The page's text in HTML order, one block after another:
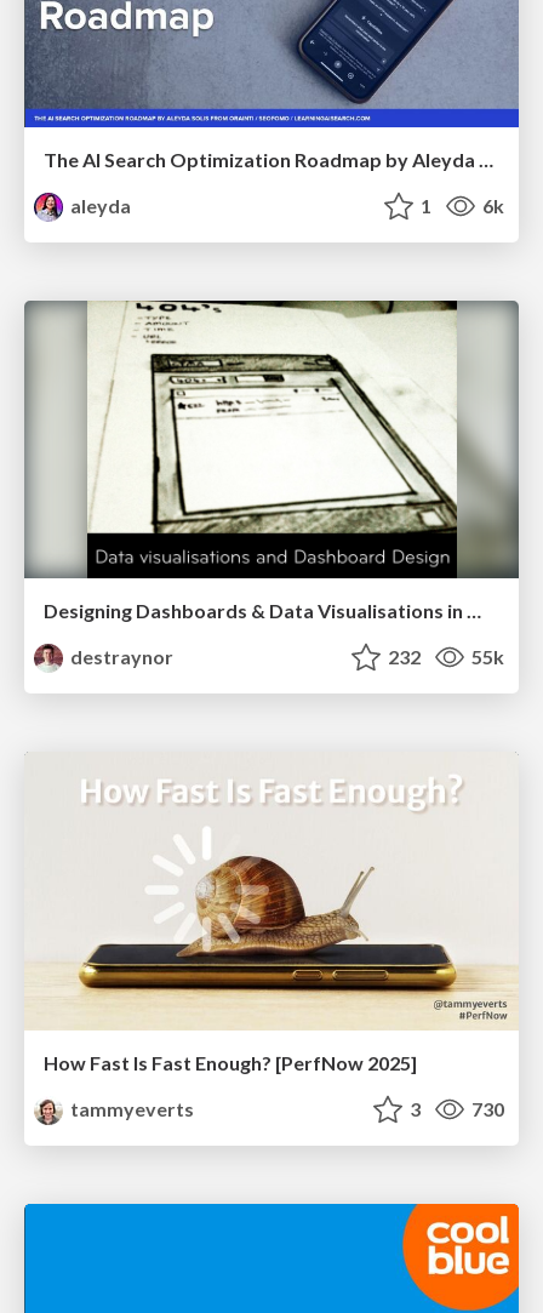
The AI Search Optimization Roadmap by Aleyda Solis
aleyda
1 6k
Designing Dashboards & Data Visualisations in Web Apps
destraynor
232 55k
How Fast Is Fast Enough? [PerfNow 2025]
tammyeverts
3 730